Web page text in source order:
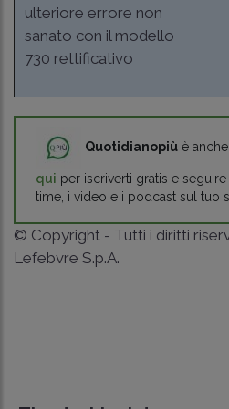
ulteriore errore non
sanato con il modello
730 rettificativo
Quotidianopiù è
qui per iscriverti gratis e
time, i video e i podcast sul tuo
© Copyright - Tutti i diritti
Lefebvre S.p.A.